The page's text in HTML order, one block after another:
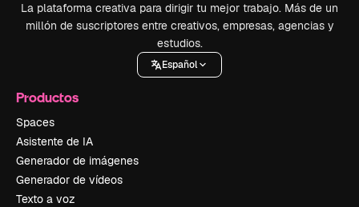
La plataforma creativa para dirigir tu mejor trabajo. Más de un
millón de suscriptores entre creativos, empresas, agencias y
estudios.
Español
Productos
Spaces
Asistente de IA
Generador de imágenes
Generador de vídeos
Texto a voz